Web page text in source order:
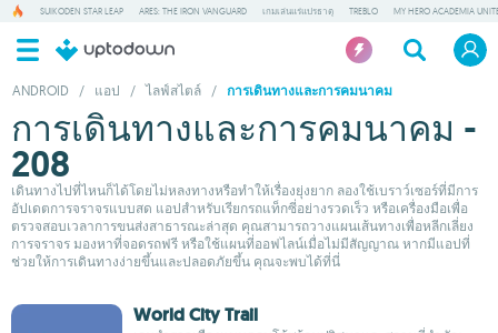
SUIKODEN STAR LEAP ARES: THE IRON VANGUARD เกมเล่นแร่แปรธาตุ TREBLO MY HERO ACADEMIA
ANDROID / แอป / ไลฟ์สไตล์ / การเดินทางและการคมนาคม
การเดินทางและการคมนาคม -
208
เดินทางไปที่ไหนก็ได้โดยไม่หลงทางหรือทำให้เรื่องยุ่งยาก ลองใช้เบราว์เซอร์ที่มีการ
อัปเดตการจราจรแบบสด แอปสำหรับเรียกรถแท็กซี่อย่างรวดเร็ว หรือเครื่องมือเพื่อ
ตรวจสอบเวลาการขนส่งสาธารณะล่าสุด คุณสามารถวางแผนเส้นทางเพื่อหลีกเลี่ยง
การจราจร มองหาที่จอดรถฟรี หรือใช้แผนที่ออฟไลน์เมื่อไม่มีสัญญาณ หากมีแอปที่
ช่วยให้การเดินทางง่ายขึ้นและปลอดภัยขึ้น คุณจะพบได้ที่นี่
World City Trail